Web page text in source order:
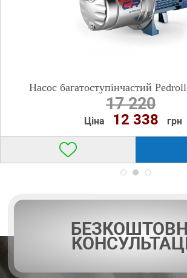
Насос багатоступінчастий
Ціна
17 220
12 338 грн